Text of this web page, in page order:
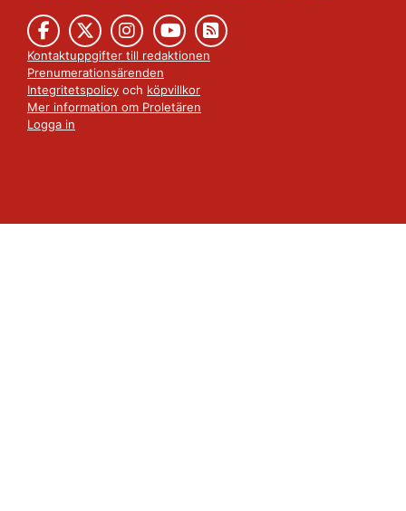
Kontaktuppgifter till redaktionen
Prenumerationsärenden
Integritetspolicy och köpvillkor
Mer information om Proletären
Logga in